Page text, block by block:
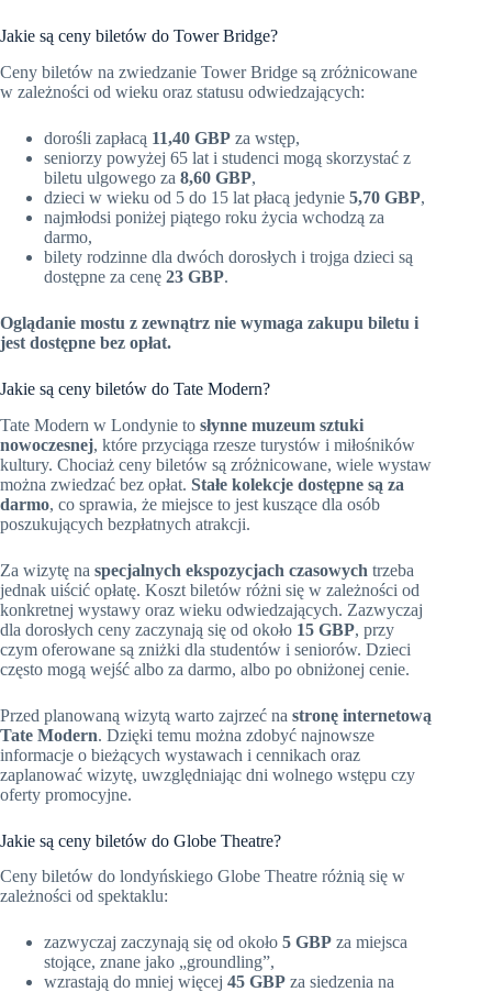
Jakie są ceny biletów do Tower Bridge?
Ceny biletów na zwiedzanie Tower Bridge są zróżnicowane
w zależności od wieku oraz statusu odwiedzających:
dorośli zapłacą 11,40 GBP za wstęp,
seniorzy powyżej 65 lat i studenci mogą skorzystać z
biletu ulgowego za 8,60 GBP,
dzieci w wieku od 5 do 15 lat płacą jedynie 5,70 GBP,
najmłodsi poniżej piątego roku życia wchodzą za
darmo,
bilety rodzinne dla dwóch dorosłych i trojga dzieci są
dostępne za cenę 23 GBP.
Oglądanie mostu z zewnątrz nie wymaga zakupu biletu i
jest dostępne bez opłat.
Jakie są ceny biletów do Tate Modern?
Tate Modern w Londynie to słynne muzeum sztuki
nowoczesnej, które przyciąga rzesze turystów i miłośników
kultury. Chociaż ceny biletów są zróżnicowane, wiele wystaw
można zwiedzać bez opłat. Stałe kolekcje dostępne są za
darmo, co sprawia, że miejsce to jest kuszące dla osób
poszukujących bezpłatnych atrakcji.
Za wizytę na specjalnych ekspozycjach czasowych trzeba
jednak uiścić opłatę. Koszt biletów różni się w zależności od
konkretnej wystawy oraz wieku odwiedzających. Zazwyczaj
dla dorosłych ceny zaczynają się od około 15 GBP, przy
czym oferowane są zniżki dla studentów i seniorów. Dzieci
często mogą wejść albo za darmo, albo po obniżonej cenie.
Przed planowaną wizytą warto zajrzeć na stronę internetową
Tate Modern. Dzięki temu można zdobyć najnowsze
informacje o bieżących wystawach i cennikach oraz
zaplanować wizytę, uwzględniając dni wolnego wstępu czy
oferty promocyjne.
Jakie są ceny biletów do Globe Theatre?
Ceny biletów do londyńskiego Globe Theatre różnią się w
zależności od spektaklu:
zazwyczaj zaczynają się od około 5 GBP za miejsca
stojące, znane jako „groundling”,
wzrastają do mniej więcej 45 GBP za siedzenia na